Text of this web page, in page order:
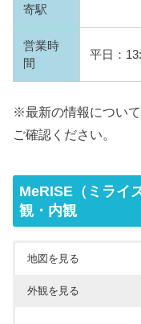
寄駅
営業時
間
平日：
※最新の情報につい
ご確認ください。
MeRISE（ミライ
観・内観
地図を見る
外観を見る